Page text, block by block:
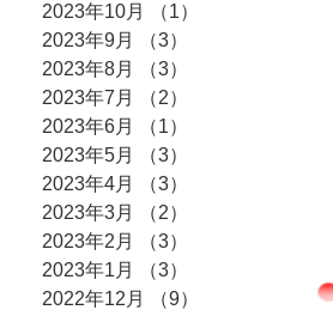
2023年10月
（1）
2023年9月
（3）
2023年8月
（3）
2023年7月
（2）
2023年6月
（1）
2023年5月
（3）
2023年4月
（3）
2023年3月
（2）
2023年2月
（3）
2023年1月
（3）
2022年12月
（9）